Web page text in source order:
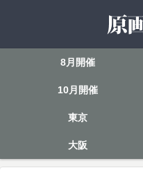
8月開催
10月開催
東京
大阪